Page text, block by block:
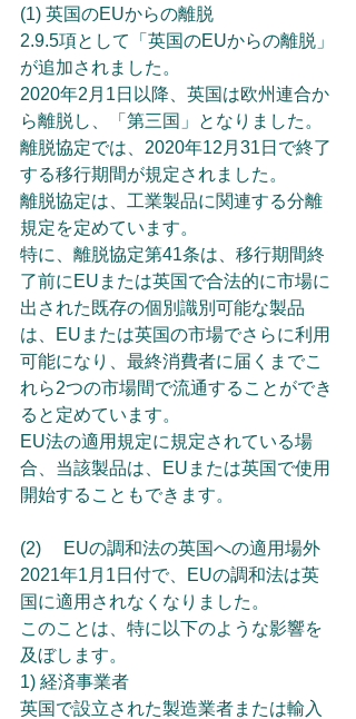
(1) 英国のEUからの離脱
2.9.5項として「英国のEUからの離脱」
が追加されました。
2020年2月1日以降、英国は欧州連合か
ら離脱し、「第三国」となりました。
離脱協定では、2020年12月31日で終了
する移行期間が規定されました。
離脱協定は、工業製品に関連する分離
規定を定めています。
特に、離脱協定第41条は、移行期間終
了前にEUまたは英国で合法的に市場に
出された既存の個別識別可能な製品
は、EUまたは英国の市場でさらに利用
可能になり、最終消費者に届くまでこ
れら2つの市場間で流通することができ
ると定めています。
EU法の適用規定に規定されている場
合、当該製品は、EUまたは英国で使用
開始することもできます。
(2)　 EUの調和法の英国への適用場外
2021年1月1日付で、EUの調和法は英
国に適用されなくなりました。
このことは、特に以下のような影響を
及ぼします。
1) 経済事業者
英国で設立された製造業者または輸入